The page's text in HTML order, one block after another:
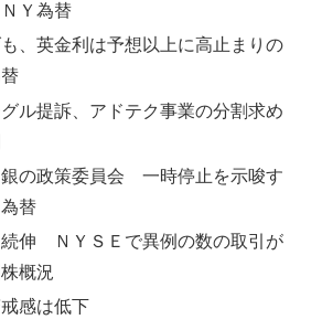
Ｙ為替
、英金利は予想以上に高止まりの
ル提訴、アドテク事業の分割求め
の政策委員会 一時停止を示唆す
替
続伸 ＮＹＳＥで異例の数の取引が
概況
戒感は低下